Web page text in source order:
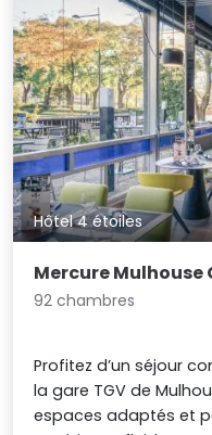
Hôtel 4 étoiles
Mercure Mulhouse
92 chambres
Profitez d’un séjour
la gare TGV de
espaces adaptés et